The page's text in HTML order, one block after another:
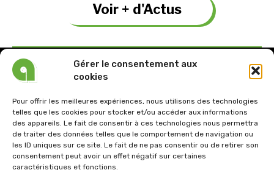
Gérer le consentement aux
cookies
Pour offrir les meilleures expériences, nous utilisons des technologies
telles que les cookies pour stocker et/ou accéder aux informations
des appareils. Le fait de consentir à ces technologies nous permettra
de traiter des données telles que le comportement de navigation ou
les ID uniques sur ce site. Le fait de ne pas consentir ou de retirer son
consentement peut avoir un effet négatif sur certaines
caractéristiques et fonctions.
Voir + d'Actus
Tel : 03.21.61.26.57
Email: architectoni@wanadoo.fr
Siège social :